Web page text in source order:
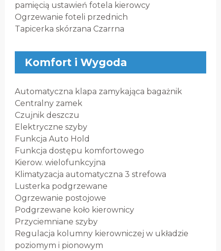
pamięcią ustawień fotela kierowcy
Ogrzewanie foteli przednich
Tapicerka skórzana Czarrna
Komfort i Wygoda
Automatyczna klapa zamykająca bagażnik
Centralny zamek
Czujnik deszczu
Elektryczne szyby
Funkcja Auto Hold
Funkcja dostępu komfortowego
Kierow. wielofunkcyjna
Klimatyzacja automatyczna 3 strefowa
Lusterka podgrzewane
Ogrzewanie postojowe
Podgrzewane koło kierownicy
Przyciemniane szyby
Regulacja kolumny kierowniczej w układzie
poziomym i pionowym